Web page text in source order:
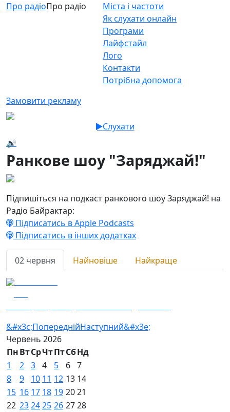
Про радіоПро радіо
Міста і частоти
Як слухати онлайн
Програми
Лайфстайл
Лого
Контакти
Потрібна допомога
Замовити рекламу
Слухати
🔊
Ранкове шоу "Заряджай!"
Підпишіться на подкаст ранкового шоу Заряджай! на
Радіо Байрактар:
Підписатись в Apple Podcasts
Підписатись в інших додатках
02 червня Найновіше
Найкраще
&#x3c;ПопереднійНаступний&#x3e;
Червень 2026
ПнВтСрЧтПтСбНд
1
2 3 4 5 6 7
8
9 10 11 12 13 14
15 16 17 18 19 2021
22 232425 26 2728